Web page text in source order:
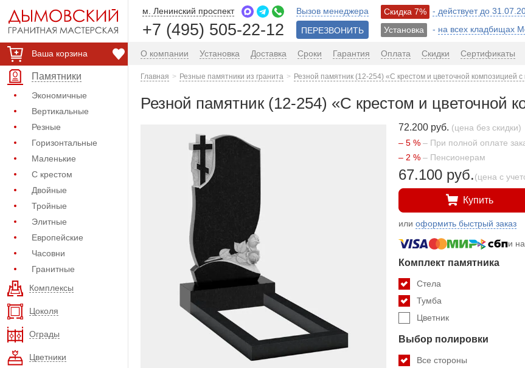
Ваша корзина
Памятники
Экономичные
Вертикальные
Резные
Горизонтальные
Маленькие
С крестом
Двойные
Тройные
Элитные
Европейские
Часовни
Гранитные
Комплексы
Цоколя
Ограды
Цветники
м. Ленинский проспект
+7 (495) 505-22-12
Вызов менеджера
ПЕРЕЗВОНИТЬ
Скидка 7%
- действует до
Установка
- на всех кладбищах
О компании Установка Доставка Сроки Гарантия Оплата Скидки Сертификаты
Главная Резные памятники из гранита Резной памятник (12-254) «С крестом и цветочной композицией
Резной памятник (12-254) «С крестом и цветочной
72.200 руб. (цена без скидки)
– 5 % – При полной оплате
– 2 % – Пенсионерам
67.100 руб.(цена с
Купить
илиоформить быстрый заказ
и
Комплект памятника
Стела
Тумба
Цветник
Выбор полировки
Все стороны